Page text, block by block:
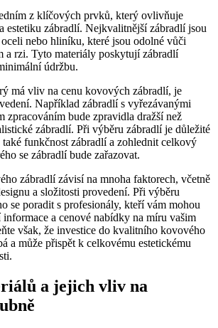
z klíčových prvků, který ovlivňuje
estetiku zábradlí. Nejkvalitnější zábradlí jsou
nebo hliníku, které jsou odolné vůči
a rzi. Tyto materiály poskytují zábradlí
údržbu.
má vliv na cenu kovových zábradlí, je
Například zábradlí s vyřezávanými
zpracováním bude zpravidla dražší než
zábradlí. Při výběru zábradlí je důležité
funkčnost zábradlí a zohlednit celkový
se zábradlí bude zařazovat.
zábradlí závisí na mnoha faktorech, včetně
a složitosti provedení. Při výběru
se poradit s profesionály, kteří vám mohou
a cenové nabídky na míru vašim
však, že investice do kvalitního kovového
a může přispět k celkovému estetickému
a jejich vliv na